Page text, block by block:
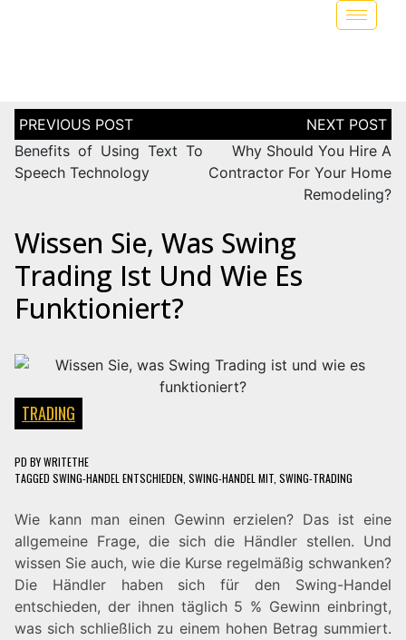
Benefits of Using Text To
Speech Technology
Why Should You Hire A
Contractor For Your Home
Remodeling?
Wissen Sie, Was Swing
Trading Ist Und Wie Es
Funktioniert?
TRADING
PD BYWRITETHE
TAGGED SWING-HANDEL ENTSCHIEDEN SWING-HANDEL MIT SWING-TRADING
Wie kann man einen Gewinn erzielen? Das ist eine
allgemeine Frage, die sich die Händler stellen. Und
wissen Sie auch, wie die Kurse regelmäßig schwanken?
Die Händler haben sich für den Swing-Handel
entschieden, der ihnen täglich 5 % Gewinn einbringt,
was sich schließlich zu einem hohen Betrag summiert.